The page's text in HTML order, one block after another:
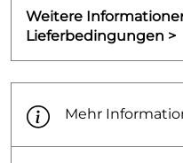
Weitere
Lieferbedingungen >
Mehr